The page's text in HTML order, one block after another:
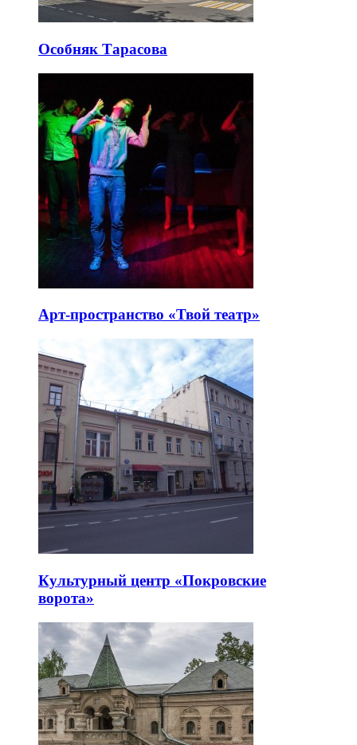
Особняк Тарасова
Арт-пространство «Твой театр»
Культурный центр «Покровские
ворота»